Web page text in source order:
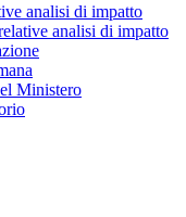
analisi di impatto
analisi di impatto
Ministero